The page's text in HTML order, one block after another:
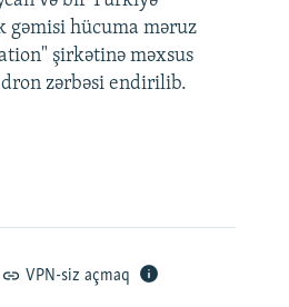
gəmisi hücuma məruz
şirkətinə məxsus
dron zərbəsi endirilib.
VPN-siz açmaq